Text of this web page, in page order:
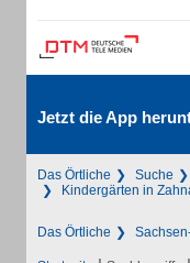
Jetzt die App
Das Örtliche Suche
Kindergärten in
Das Örtliche